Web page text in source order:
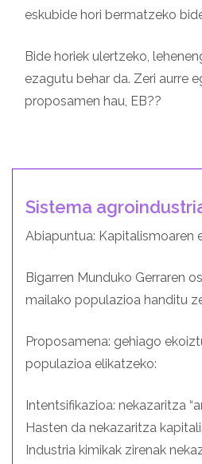
eskubide hori bermatzeko
Bide horiek ulertzeko,
ezagutu behar da. Zeri aurre
proposamen hau, EB??
Sistema
Abiapuntua: Kapitalismoaren
Bigarren Munduko Gerraren
mailako populazioa handitu
Proposamena: gehiago
populazioa elikatzeko:
Intentsifikazioa: nekazaritza
Hasten da nekazaritza
Industria kimikak zirenak